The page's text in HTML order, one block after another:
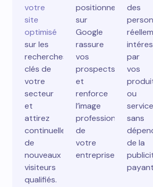
votre
site
optimisé
sur les
recherches
clés de
votre
secteur
et
attirez
continuellement
de
nouveaux
visiteurs
qualifiés.
positionnement
sur
Google
rassure
vos
prospects
et
renforce
l’image
professionnelle
de
votre
entreprise.
des
par
vos
ou
sans
de la